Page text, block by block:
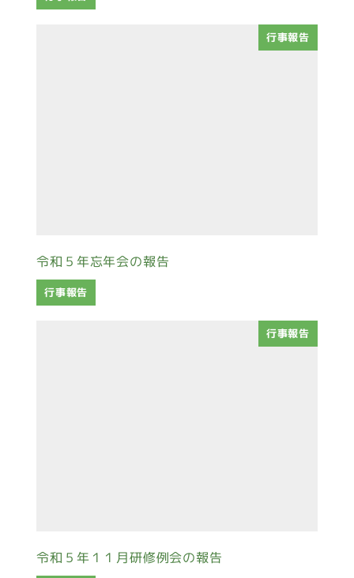
行事報告
令和５年忘年会の報告
行事報告
行事報告
令和５年１１月研修例会の報告